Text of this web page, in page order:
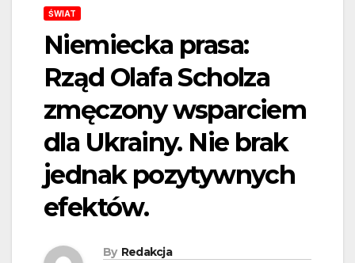
ŚWIAT
Niemiecka prasa:
Rząd Olafa Scholza
zmęczony wsparciem
dla Ukrainy. Nie brak
jednak pozytywnych
efektów.
By Redakcja